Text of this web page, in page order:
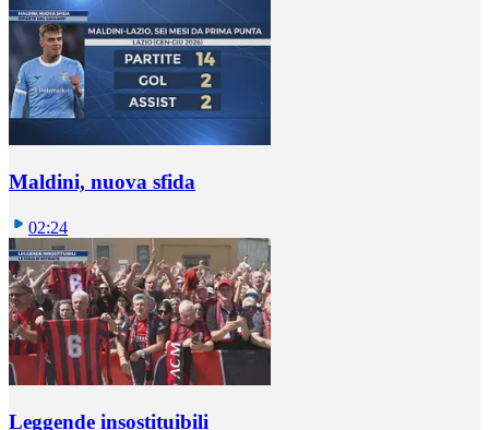
Maldini, nuova sfida
02:24
Leggende insostituibili